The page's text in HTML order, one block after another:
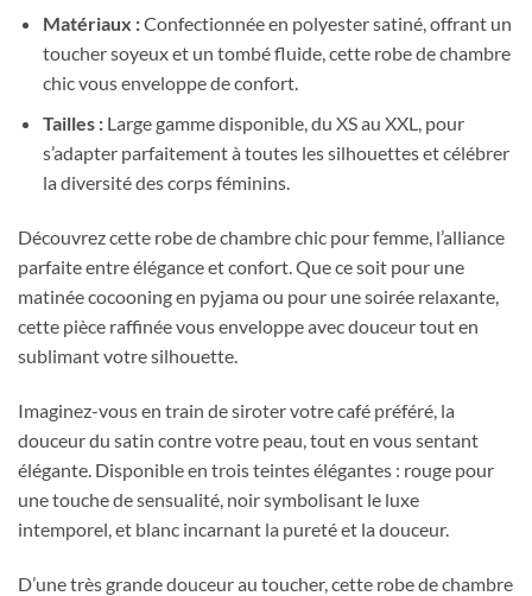
Matériaux :Confectionnée en polyester satiné, offrant un
toucher soyeux et un tombé fluide, cette robe de chambre
chic vous enveloppe de confort.
Tailles :Large gamme disponible, du XS au XXL, pour
s’adapter parfaitement à toutes les silhouettes et célébrer
la diversité des corps féminins.
Découvrez cette robe de chambre chic pour femme, l’alliance
parfaite entre élégance et confort. Que ce soit pour une
matinée cocooning en pyjama ou pour une soirée relaxante,
cette pièce raffinée vous enveloppe avec douceur tout en
sublimant votre silhouette.
Imaginez-vous en train de siroter votre café préféré, la
douceur du satin contre votre peau, tout en vous sentant
élégante. Disponible en trois teintes élégantes : rouge pour
une touche de sensualité, noir symbolisant le luxe
intemporel, et blanc incarnant la pureté et la douceur.
D’une très grande douceur au toucher, cette robe de chambre